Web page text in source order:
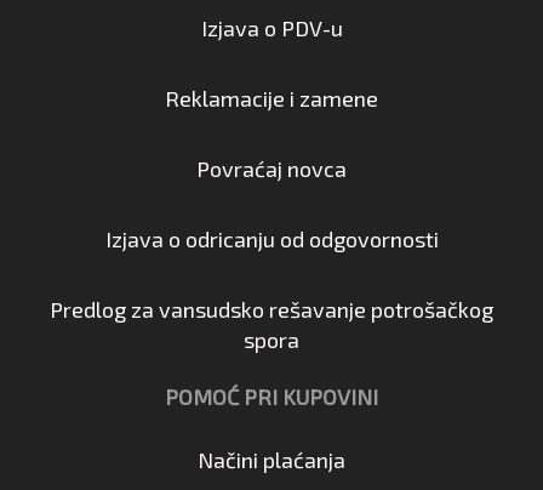
Izjava o PDV-u
Reklamacije i zamene
Povraćaj novca
Izjava o odricanju od odgovornosti
Predlog za vansudsko rešavanje potrošačkog
spora
POMOĆ PRI KUPOVINI
Načini plaćanja